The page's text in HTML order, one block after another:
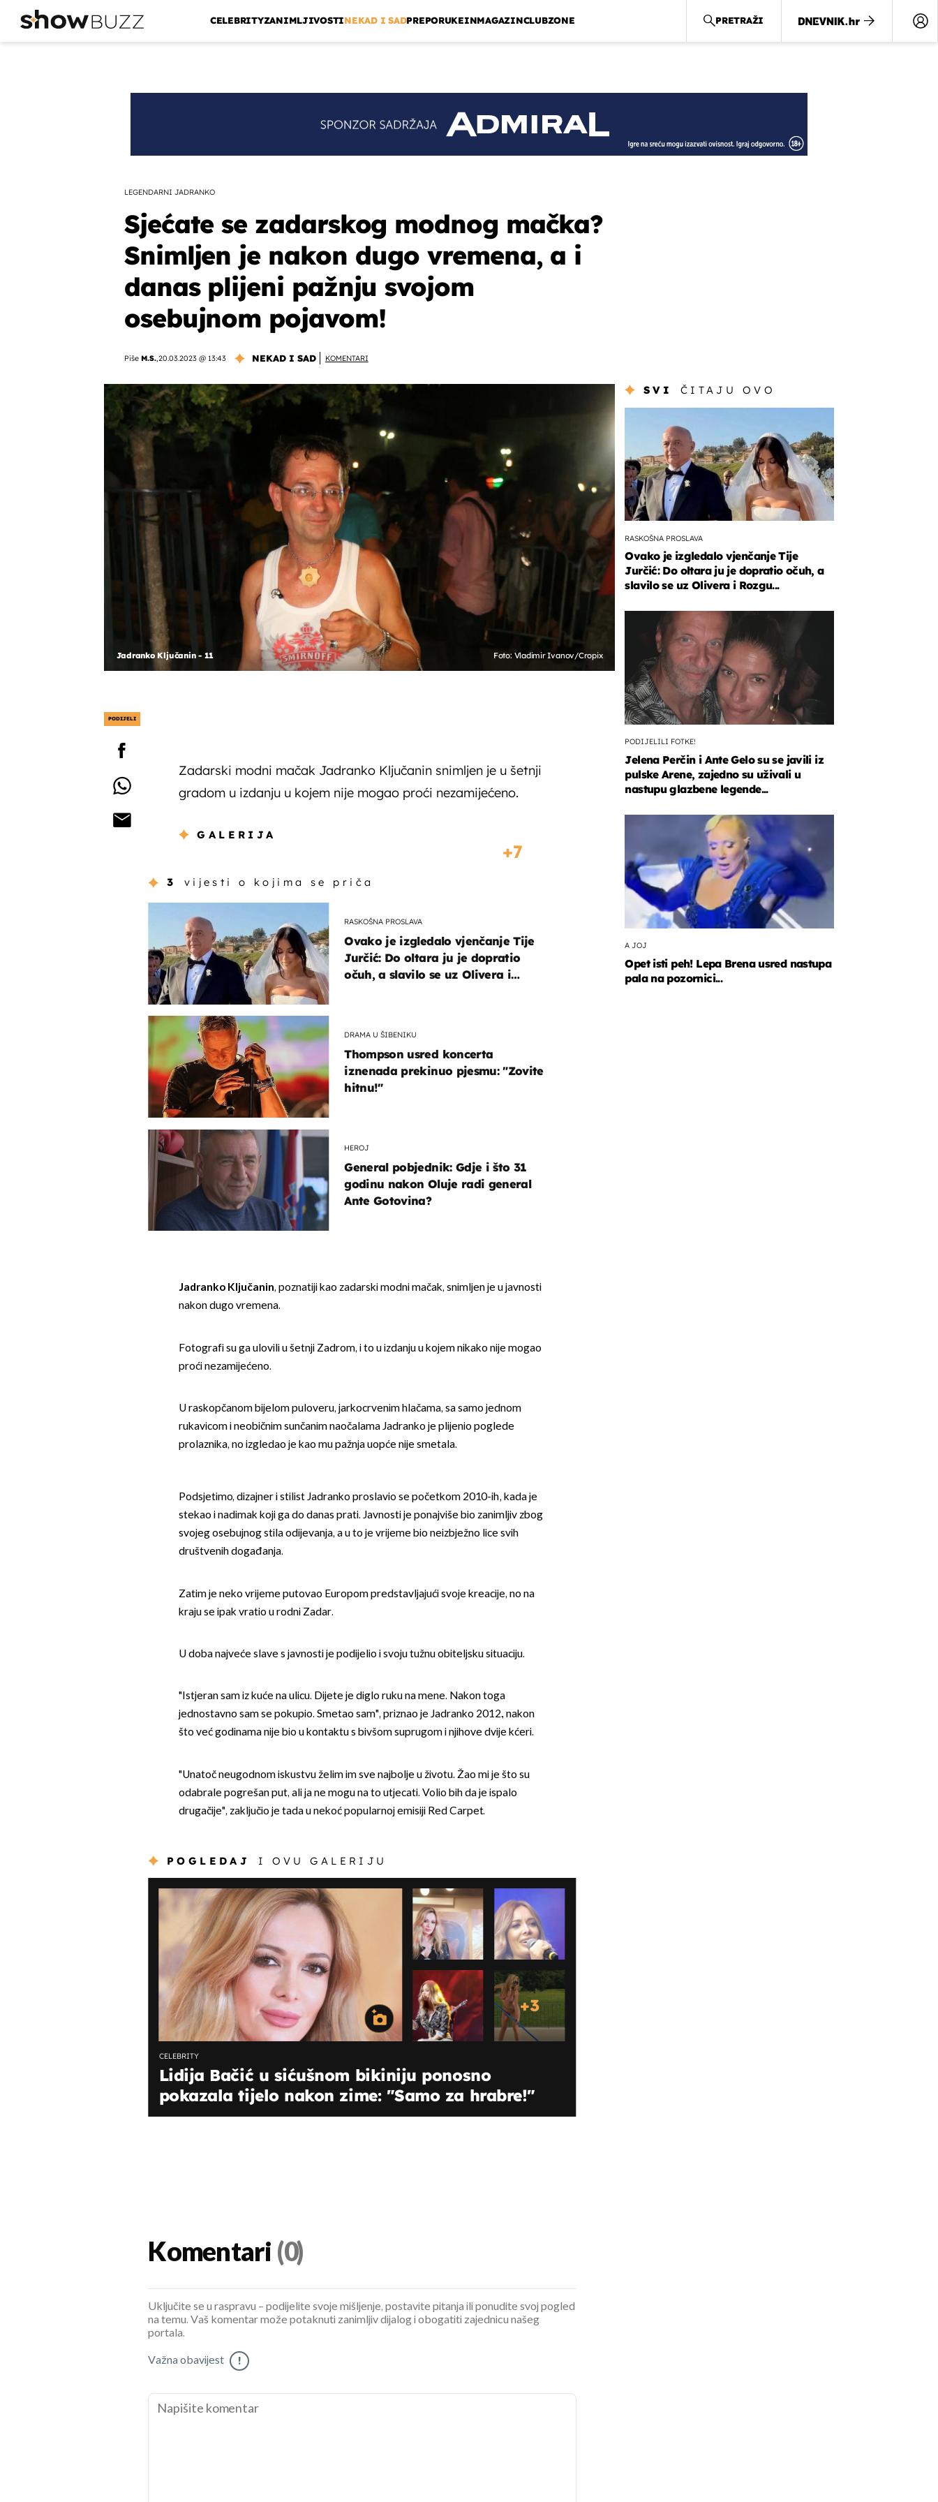
CELEBRITYZANIMLJIVOSTINEKAD I SADPREPORUKEINMAGAZINCLUBZONE PRETRAŽI
LEGENDARNI JADRANKO
Sjećate se zadarskog modnog mačka?
Snimljen je nakon dugo vremena, a i
danas plijeni pažnju svojom
osebujnom pojavom!
Piše M.S.,20.03.2023 @ 13:43 NEKAD I SAD KOMENTARI
Jadranko Ključanin - 11 Foto: Vladimir Ivanov/Cropix
PODIJELI
Zadarski modni mačak Jadranko Ključanin snimljen je u šetnji
gradom u izdanju u kojem nije mogao proći nezamijećeno.
GALERIJA
7
3 vijesti o kojima se priča
RASKOŠNA PROSLAVA
Ovako je izgledalo vjenčanje Tije
Jurčić: Do oltara ju je dopratio
očuh, a slavilo se uz Olivera i
DRAMA U ŠIBENIKU
Thompson usred koncerta
iznenada prekinuo pjesmu: "Zovite
hitnu!"
HEROJ
General pobjednik: Gdje i što 31
godinu nakon Oluje radi general
Ante Gotovina?
Jadranko Ključanin, poznatiji kao zadarski modni mačak, snimljen je u javnosti
nakon dugo vremena.
Fotografi su ga ulovili u šetnji Zadrom, i to u izdanju u kojem nikako nije mogao
proći nezamijećeno.
U raskopčanom bijelom puloveru, jarkocrvenim hlačama, sa samo jednom
rukavicom i neobičnim sunčanim naočalama Jadranko je plijenio poglede
prolaznika, no izgledao je kao mu pažnja uopće nije smetala.
Podsjetimo, dizajner i stilist Jadranko proslavio se početkom 2010-ih, kada je
stekao i nadimak koji ga do danas prati. Javnosti je ponajviše bio zanimljiv zbog
svojeg osebujnog stila odijevanja, a u to je vrijeme bio neizbježno lice svih
društvenih događanja.
Zatim je neko vrijeme putovao Europom predstavljajući svoje kreacije, no na
kraju se ipak vratio u rodni Zadar.
U doba najveće slave s javnosti je podijelio i svoju tužnu obiteljsku situaciju.
"Istjeran sam iz kuće na ulicu. Dijete je diglo ruku na mene. Nakon toga
jednostavno sam se pokupio. Smetao sam", priznao je Jadranko 2012., nakon
što već godinama nije bio u kontaktu s bivšom suprugom i njihove dvije kćeri.
"Unatoč neugodnom iskustvu želim im sve najbolje u životu. Žao mi je što su
odabrale pogrešan put, ali ja ne mogu na to utjecati. Volio bih da je ispalo
drugačije", zaključio je tada u nekoć popularnoj emisiji Red Carpet.
POGLEDAJ I OVU GALERIJU
+3
CELEBRITY
Lidija Bačić u sićušnom bikiniju ponosno
pokazala tijelo nakon zime: "Samo za hrabre!"
SVI ČITAJU OVO
RASKOŠNA PROSLAVA
Ovako je izgledalo vjenčanje Tije
Jurčić: Do oltara ju je dopratio očuh, a
slavilo se uz Olivera i Rozgu...
PODIJELILI FOTKE!
Jelena Perčin i Ante Gelo su se javili iz
pulske Arene, zajedno su uživali u
nastupu glazbene legende...
A JOJ
Opet isti peh! Lepa Brena usred nastupa
pala na pozornici...
Komentari (0)
Uključite se u raspravu – podijelite svoje mišljenje, postavite pitanja ili ponudite svoj pogled
na temu. Vaš komentar može potaknuti zanimljiv dijalog i obogatiti zajednicu našeg
portala.
Važna obavijest !
OMOGUĆI OBAVIJESTI